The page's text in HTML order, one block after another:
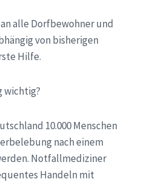
alle Dorfbewohner und
von bisherigen
Hilfe.
wichtig?
10.000 Menschen
nach einem
Notfallmediziner
Handeln mit